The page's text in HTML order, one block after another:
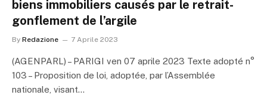
biens immobiliers causés par le retrait-
gonflement de l’argile
By Redazione 7 Aprile 2023
(AGENPARL) – PARIGI ven 07 aprile 2023 Texte adopté n°
103 – Proposition de loi, adoptée, par l’Assemblée
nationale, visant…